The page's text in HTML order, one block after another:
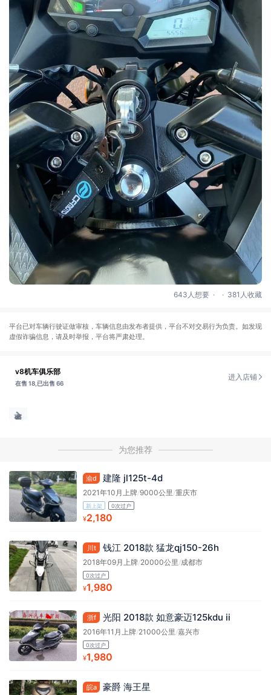
643人想要 . . 381人收藏
平台已对车辆行驶证做审核，车辆信息由发布者提供，平台不对交易行为负责。如发现
虚假诈骗信息，请及时举报，平台将严肃处理。
v8机车俱乐部
在售 18, 已出售 66
进入店铺
为您推荐
渝d 建隆 jl125t-4d
2021年10月上牌/9000公里/重庆市
新上架 0次过户
¥2,180
川t 钱江 2018款 猛龙qj150-26h
2018年09月上牌/20000公里/成都市
0次过户
¥1,980
浙f 光阳 2018款 如意豪迈125kdu ii
2016年11月上牌/21000公里 /嘉兴市
0次过户
¥1,980
皖a 豪爵 海王星